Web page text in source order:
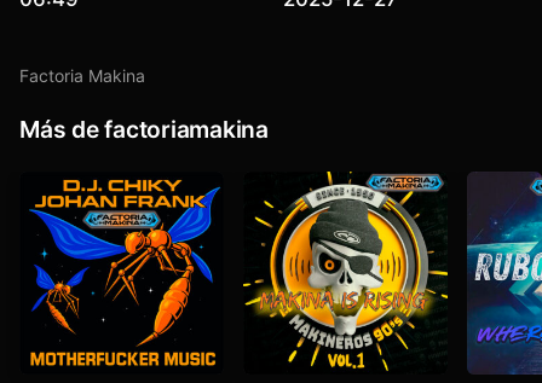
Factoria Makina
Más de factoriamakina